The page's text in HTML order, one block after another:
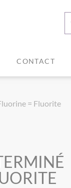
CONTACT
= Fluorite